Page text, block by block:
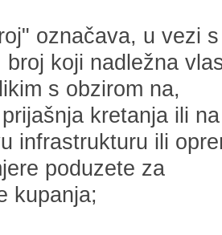
označava, u vezi s
broj koji nadležna
s obzirom na,
kretanja ili na
infrastrukturu ili
poduzete za
kupanja;